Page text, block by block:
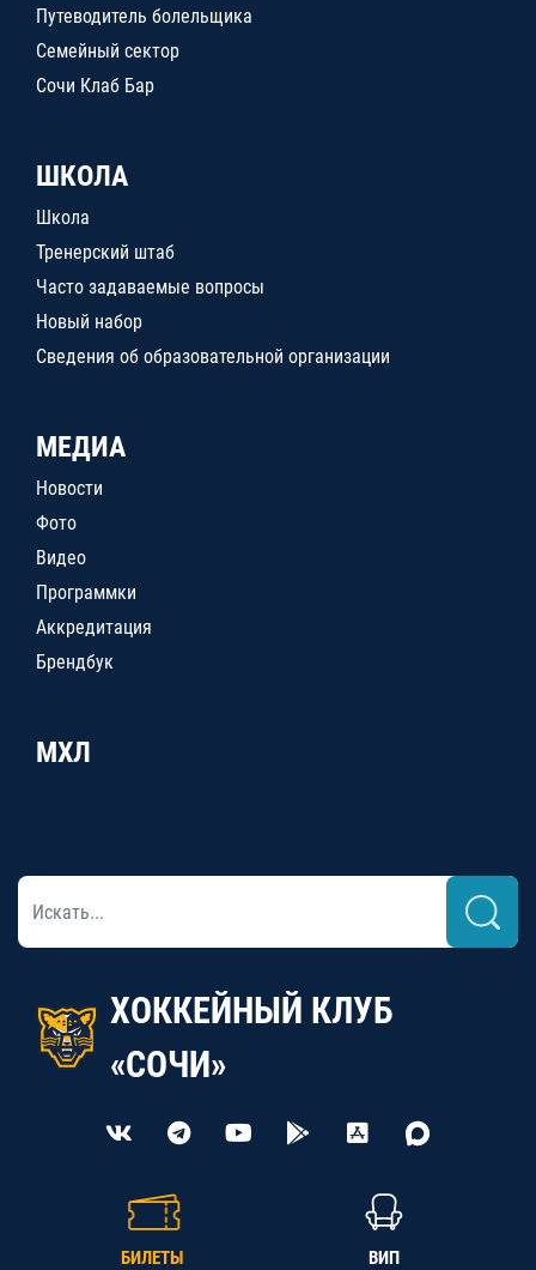
Путеводитель болельщика
Семейный сектор
Сочи Клаб Бар
ШКОЛА
Школа
Тренерский штаб
Часто задаваемые вопросы
Новый набор
Сведения об образовательной организации
МЕДИА
Новости
Фото
Видео
Программки
Аккредитация
Брендбук
МХЛ
ХОККЕЙНЫЙ КЛУБ
«СОЧИ»
БИЛЕТЫ ВИП